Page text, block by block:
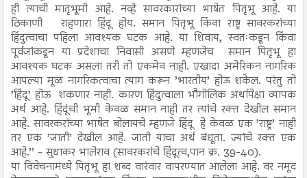
ही त्याची मातृभूमी आहे. नव्हे सावरकारांच्या भाषेत पितृभू आहे. या
ठिकाणी राहणारा हिंदू होय. समान पितृभू किंवा राष्ट्र सावरकरांच्या
हिंदुत्वाचा पहिला आवश्यक घटक आहे. या शिवाय, स्वतःकडून किंवा
पूर्वजांकडून या प्रदेशाचा निवासी असणे म्हणजेच समान पितृभू हा
आवश्यक घटक असला तरी तो एकमेव नाही. एखादा अमेरिकन नागरिक
आपल्या मूळ नागरिकत्वाचा त्याग करून ’भारतीय’ होऊ शकेल. परंतु तो
’हिंदू’ होऊ शकणार नाही. कारण हिंदुत्वाला भौगोलिक अर्थापेक्षा व्यापक
अर्थ आहे. हिंदूंची भूमी केवळ समान नाही तर त्यांचे रक्त देखील समान
आहे. सावरकरांच्या भाषेत बोलायचे म्हणजे हिंदू हे केवळ एक ’राष्ट्र’ नाही
तर एक ’जाती’ देखील आहे. जाती याचा अर्थ बंधूता. ज्यांचे रक्त एक
आहे.’’ - सुधाकर भालेराव (सावरकरांचे हिंदूत्व,पान क्र. 39-40).
या विवेचनामध्ये पितृभू हा शब्द वारंवार वापरण्यात आलेला आहे. वर नमूद